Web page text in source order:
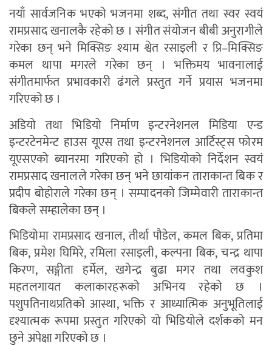
नयाँ सार्वजनिक भएको भजनमा शब्द, संगीत तथा स्वर स्वयं
रामप्रसाद खनालकै रहेको छ । संगीत संयोजन बीबी अनुरागीले
गरेका छन् भने मिक्सिङ श्याम श्वेत रसाइली र प्रि–मिक्सिङ
कमल थापा मगरले गरेका छन् । भक्तिमय भावनालाई
संगीतमार्फत प्रभावकारी ढंगले प्रस्तुत गर्ने प्रयास भजनमा
गरिएको छ ।
अडियो तथा भिडियो निर्माण इन्टरनेशनल मिडिया एन्ड
इन्टरटेनमेन्ट हाउस यूएस तथा इन्टरनेशनल आर्टिस्ट्स फोरम
यूएसएको ब्यानरमा गरिएको हो । भिडियोको निर्देशन स्वयं
रामप्रसाद खनालले गरेका छन् भने छायांकन ताराकान्त बिक र
प्रदीप बोहोराले गरेका छन् । सम्पादनको जिम्मेवारी ताराकान्त
बिकले सम्हालेका छन् ।
भिडियोमा रामप्रसाद खनाल, तीर्था पौडेल, कमल बिक, प्रतिमा
बिक, प्रमेश घिमिरे, रमिला रसाइली, कल्पना बिक, चन्द्र थापा
किरण, सङ्गीता हर्मेल, खगेन्द्र बुढा मगर तथा लवकुश
महतलगायत कलाकारहरूको अभिनय रहेको छ ।
पशुपतिनाथप्रतिको आस्था, भक्ति र आध्यात्मिक अनुभूतिलाई
दृश्यात्मक रूपमा प्रस्तुत गरिएको यो भिडियोले दर्शकको मन
छुने अपेक्षा गरिएको छ ।